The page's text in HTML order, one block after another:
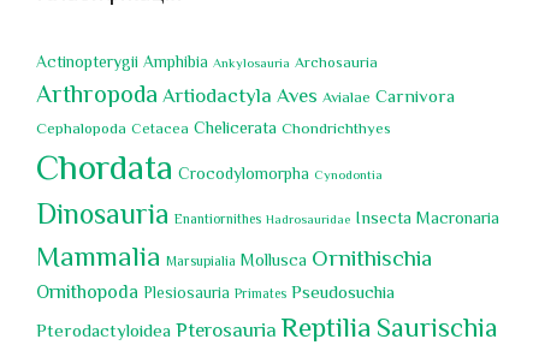
Actinopterygii Amphibia Ankylosauria Archosauria
Arthropoda Artiodactyla Aves Avialae Carnivora
Cephalopoda Cetacea Chelicerata Chondrichthyes
Chordata Crocodylomorpha Cynodontia
Dinosauria Enantiornithes Hadrosauridae Insecta Macronaria
Mammalia Marsupialia Mollusca Ornithischia
Ornithopoda Plesiosauria Primates Pseudosuchia
Pterodactyloidea Pterosauria Reptilia Saurischia